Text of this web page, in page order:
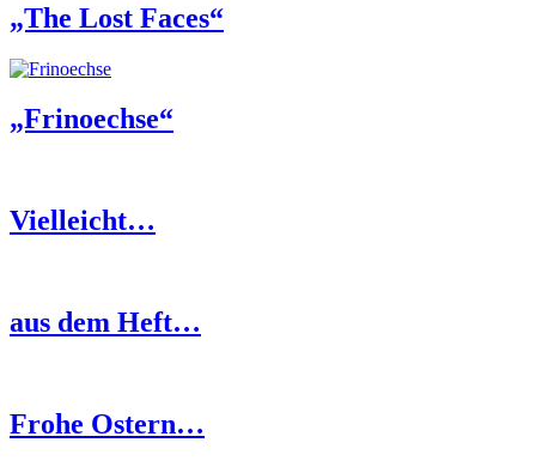
„The Lost Faces“
„Frinoechse“
Vielleicht…
aus dem Heft…
Frohe Ostern…